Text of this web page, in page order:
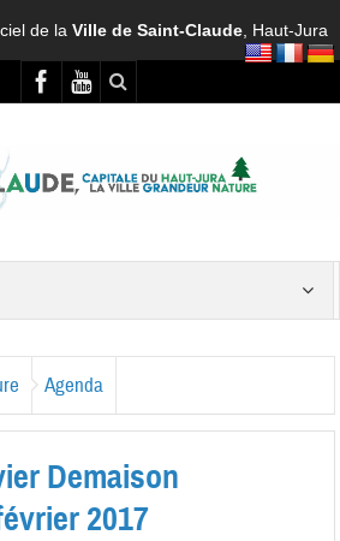
de laVille de Saint-Claude , Haut-Jura
Agenda
Demaison
2017